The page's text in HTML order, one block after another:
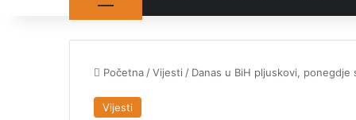
Početna /Vijesti / Danas u BiH pljuskovi,
Vijesti